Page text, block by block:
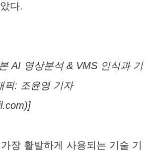
다.
AI 영상분석 & VMS 인식과 기
픽: 조윤영 기자
장 활발하게 사용되는 기술 기